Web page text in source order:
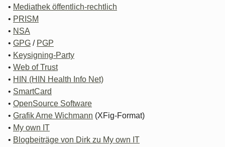
• Mediathek öffentlich-rechtlich
• PRISM
• NSA
• GPG / PGP
• Keysigning-Party
• Web of Trust
• HIN (HIN Health Info Net)
• SmartCard
• OpenSource Software
• Grafik Arne Wichmann (XFig-Format)
• My own IT
• Blogbeiträge von Dirk zu My own IT